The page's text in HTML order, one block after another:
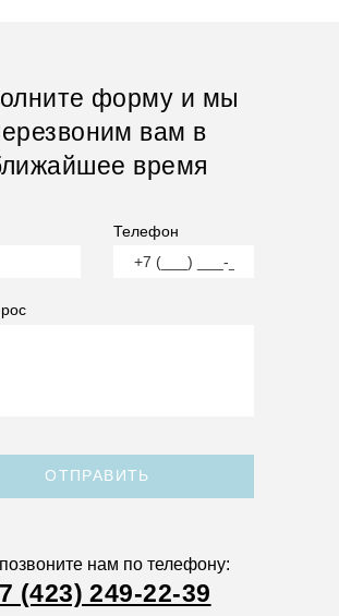
форму и мы
вам в
время
Телефон
ОТПРАВИТЬ
нам по телефону:
(423) 249-22-39